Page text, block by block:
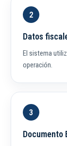
Datos
El sistema
operación.
Documento